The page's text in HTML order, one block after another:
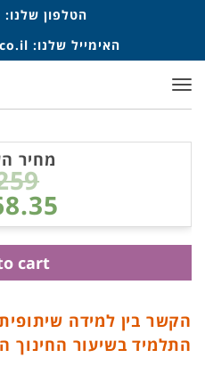
הטלפון שלנו:
האימייל שלנו:
תפריט
הקשר בין למידה שיתופית
התלמיד בשיעור החינוך
מחיר
cart